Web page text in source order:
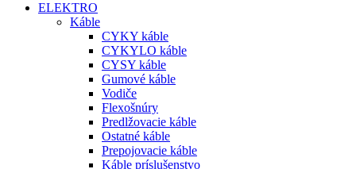
ELEKTRO
Káble
CYKY káble
CYKYLO káble
CYSY káble
Gumové káble
Vodiče
Flexošnúry
Predlžovacie káble
Ostatné káble
Prepojovacie káble
Káble príslušenstvo